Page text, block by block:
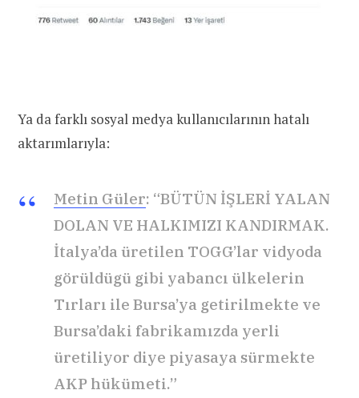
Ya da farklı sosyal medya kullanıcılarının hatalı
aktarımlarıyla:
Metin Güler: “BÜTÜN İŞLERİ YALAN
DOLAN VE HALKIMIZI KANDIRMAK.
İtalya’da üretilen TOGG’lar vidyoda
görüldügü gibi yabancı ülkelerin
Tırları ile Bursa’ya getirilmekte ve
Bursa’daki fabrikamızda yerli
üretiliyor diye piyasaya sürmekte
AKP hükümeti.”